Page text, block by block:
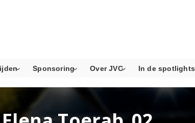
Sponsoring Over JVC In de spotlights